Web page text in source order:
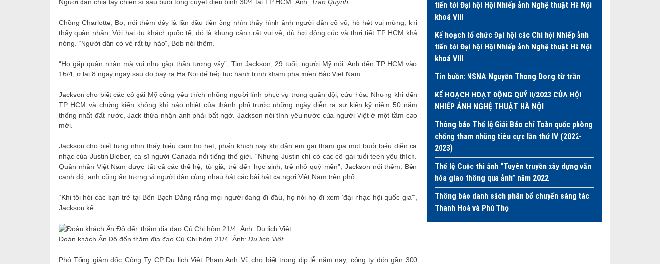
Người dân chia tay chiến sĩ sau buổi tổng duyệt diễu binh 30/4 tại TP HCM. Ảnh: Trần Quỳnh
Chồng Charlotte, Bo, nói thêm đây là lần đầu tiên ông nhìn thấy hình ảnh người dân cổ vũ, hò hét vui mừng, khi
thấy quân nhân. Với hai du khách quốc tế, đó là khung cảnh rất vui vẻ, dù hơi đông đúc và thời tiết TP HCM khá
nóng. “Người dân có vẻ rất tự hào”, Bob nói thêm.
“Họ gặp quân nhân mà vui như gặp thần tượng vậy”, Tim Jackson, 29 tuổi, người Mỹ nói. Anh đến TP HCM vào
16/4, ở lại 8 ngày ngày sau đó bay ra Hà Nội để tiếp tục hành trình khám phá miền Bắc Việt Nam.
Jackson cho biết các cô gái Mỹ cũng yêu thích những người lính phục vụ trong quân đội, cứu hỏa. Nhưng khi đến
TP HCM và chứng kiến không khí náo nhiệt của thành phố trước những ngày diễn ra sự kiện kỷ niệm 50 năm
thống nhất đất nước, Jack thừa nhận anh phải bất ngờ. Jackson nói tình yêu nước của người Việt ở một tầm cao
mới.
Jackson cho biết từng nhìn thấy biểu cảm hò hét, phấn khích này khi dẫn em gái tham gia một buổi biểu diễn ca
nhạc của Justin Bieber, ca sĩ người Canada nổi tiếng thế giới. “Nhưng Justin chỉ có các cô gái tuổi teen yêu thích.
Quân nhân Việt Nam được tất cả các thế hệ, từ già, trẻ đến học sinh, trẻ nhỏ quý mến”, Jackson nói thêm. Bên
cạnh đó, anh cũng ấn tượng vì người dân cùng nhau hát các bài hát ca ngợi Việt Nam trên phố.
“Khi tôi hỏi các bạn trẻ tại Bến Bạch Đằng rằng mọi người đang đi đâu, họ nói họ đi xem ‘đại nhạc hội quốc gia'”,
Jackson kể.
Đoàn khách Ấn Độ đến thăm địa đạo Củ Chi hôm 21/4. Ảnh: Du lịch Việt
Phó Tổng giám đốc Công Ty CP Du lịch Việt Phạm Anh Vũ cho biết trong dịp lễ năm nay, công ty đón gần 300
tiến tới Đại hội Hội Nhiếp ảnh Nghệ thuật Hà Nội
khoá VIII
Kế hoạch tổ chức Đại hội các Chi hội Nhiếp ảnh
tiến tới Đại hội Hội Nhiếp ảnh Nghệ thuật Hà Nội
khoá VIII
Tin buồn: NSNA Nguyễn Thong Dong từ trần
KẾ HOẠCH HOẠT ĐỘNG QUÝ II/2023 CỦA HỘI
NHIẾP ẢNH NGHỆ THUẬT HÀ NỘI
Thông báo Thể lệ Giải Báo chí Toàn quốc phòng
chống tham nhũng tiêu cực lần thứ IV (2022-
2023)
Thể lệ Cuộc thi ảnh “Tuyên truyền xây dựng văn
hóa giao thông qua ảnh” năm 2022
Thông báo danh sách phân bổ chuyến sáng tác
Thanh Hoá và Phú Thọ